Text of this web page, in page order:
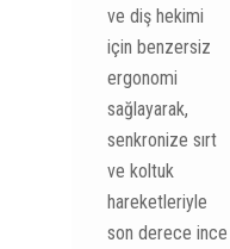
ve diş hekimi
için benzersiz
ergonomi
sağlayarak,
senkronize sırt
ve koltuk
hareketleriyle
son derece ince